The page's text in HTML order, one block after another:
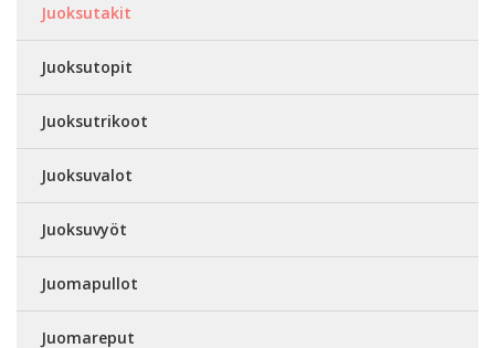
Juoksutakit
Juoksutopit
Juoksutrikoot
Juoksuvalot
Juoksuvyöt
Juomapullot
Juomareput